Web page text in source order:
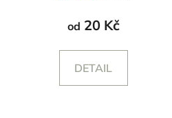
od 20 Kč
DETAIL